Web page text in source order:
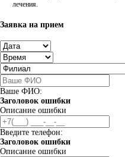
лечения.
Заявка на прием
Ваше ФИО:
Заголовок ошибки
Описание ошибки
Введите телефон:
Заголовок ошибки
Описание ошибки